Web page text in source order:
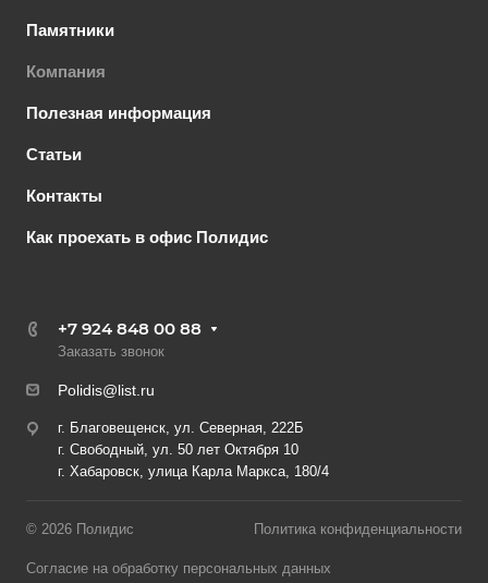
Памятники
Компания
Полезная информация
Статьи
Контакты
Как проехать в офис Полидис
+7 924 848 00 88
Заказать звонок
Polidis@list.ru
г. Благовещенск, ул. Северная, 222Б
г. Свободный, ул. 50 лет Октября 10
г. Хабаровск, улица Карла Маркса, 180/4
© 2026 Полидис Политика конфиденциальности
Согласие на обработку персональных данных